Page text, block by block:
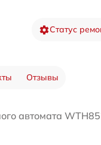
Статус
Отзывы
автомата